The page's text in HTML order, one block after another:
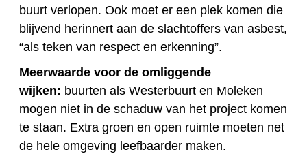
buurt verlopen. Ook moet er een plek komen die
blijvend herinnert aan de slachtoffers van asbest,
“als teken van respect en erkenning”.
Meerwaarde voor de omliggende
wijken: buurten als Westerbuurt en Moleken
mogen niet in de schaduw van het project komen
te staan. Extra groen en open ruimte moeten net
de hele omgeving leefbaarder maken.